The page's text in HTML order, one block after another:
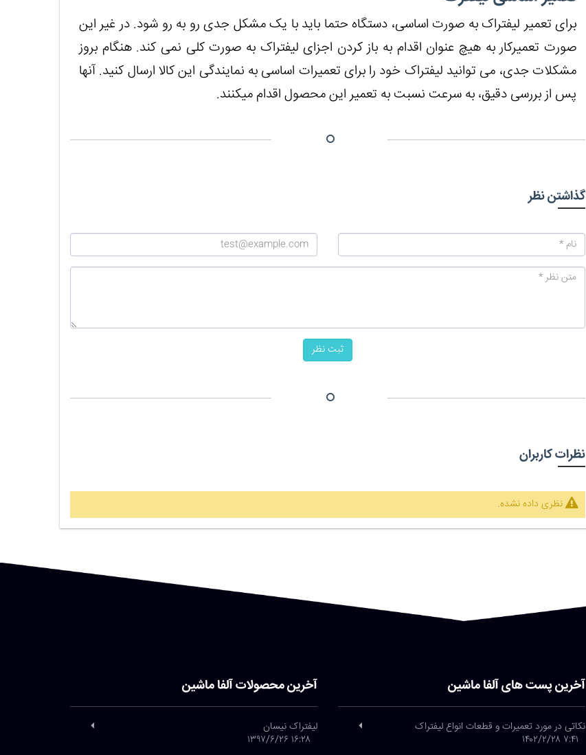
برای تعمیر لیفتراک به صورت اساسی، دستگاه حتما باید با یک مشکل جدی رو به رو شود. در غیر این
صورت تعمیرکار به هیچ عنوان اقدام به باز کردن اجزای لیفتراک به صورت کلی نمی کند. هنگام بروز
مشکلات جدی، می توانید لیفتراک خود را برای تعمیرات اساسی به نمایندگی این کالا ارسال کنید. آن‎ها
پس از بررسی دقیق، به سرعت نسبت به تعمیر این محصول اقدام می‏کنند.
گذاشتن نظر
ثبت نظر
نظرات کاربران
نظری داده نشده.
آخرین پست های آلفا ماشین
نکاتی در مورد تعمیرات و قطعات انواع لیفتراک
۷:۴۱ ۱۴۰۲/۲/۲۸
آخرین محصولات آلفا ماشین
لیفتراک نیسان
۱۶:۲۸ ۱۳۹۷/۶/۲۶